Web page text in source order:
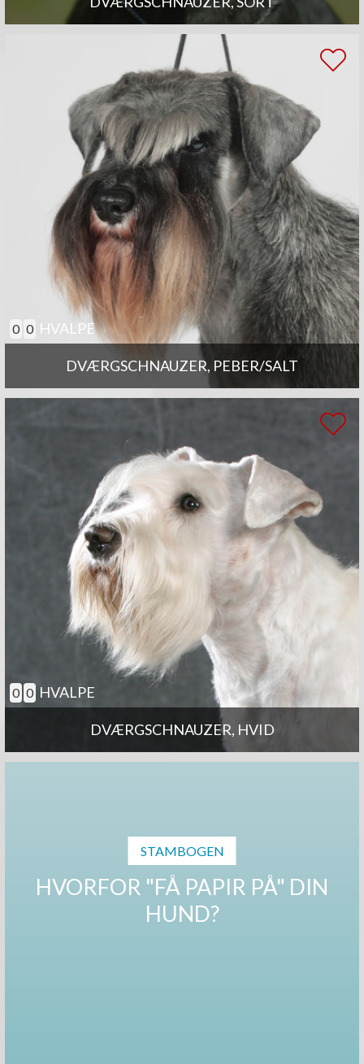
DVÆRGSCHNAUZER, PEBER/SALT
0 0 HVALPE
DVÆRGSCHNAUZER, HVID
0 0 HVALPE
STAMBOGEN
HVORFOR "FÅ PAPIR PÅ" DIN
HUND?